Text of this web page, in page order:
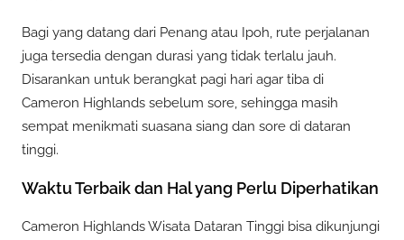
Bagi yang datang dari Penang atau Ipoh, rute perjalanan
juga tersedia dengan durasi yang tidak terlalu jauh.
Disarankan untuk berangkat pagi hari agar tiba di
Cameron Highlands sebelum sore, sehingga masih
sempat menikmati suasana siang dan sore di dataran
tinggi.
Waktu Terbaik dan Hal yang Perlu Diperhatikan
Cameron Highlands Wisata Dataran Tinggi bisa dikunjungi